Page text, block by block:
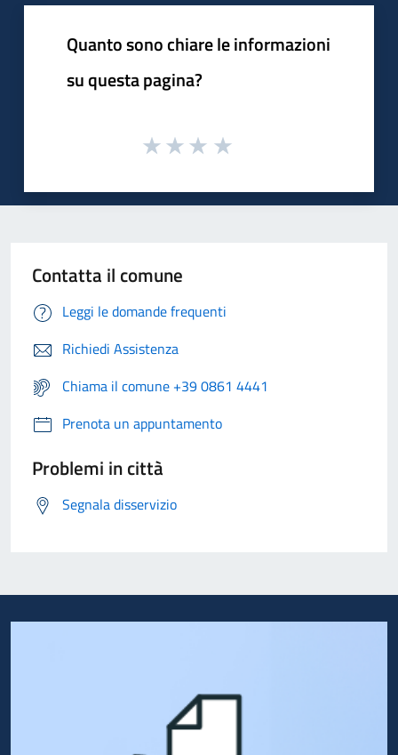
Quanto sono chiare le informazioni
su questa pagina?
Contatta il comune
Leggi le domande frequenti
Richiedi Assistenza
Chiama il comune +39 0861 4441
Prenota un appuntamento
Problemi in città
Segnala disservizio